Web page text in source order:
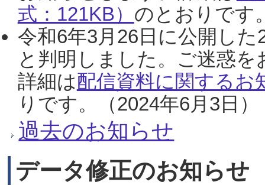
式：121KB） のとおりです
令和6年3月26日に公開し
と判明しました。ご迷惑
詳細は配信資料に関するお
りです。（2024年6月3日）
過去のお知らせ
データ修正のお知らせ